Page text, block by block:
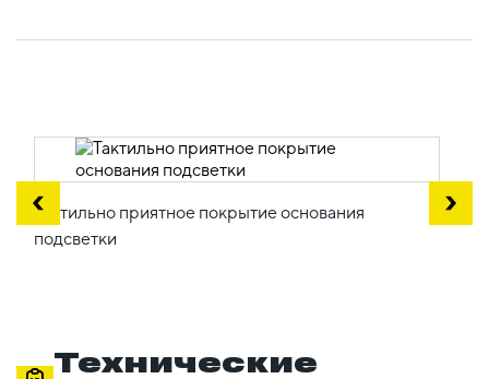
Тактильно приятное покрытие основания
подсветки
Технические